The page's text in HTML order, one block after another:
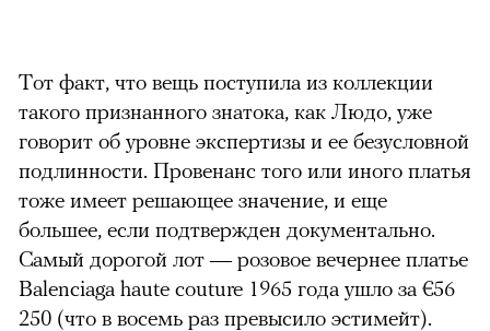
Тот факт, что вещь поступила из коллекции
такого признанного знатока, как Людо, уже
говорит об уровне экспертизы и ее безусловной
подлинности. Провенанс того или иного платья
тоже имеет решающее значение, и еще
большее, если подтвержден документально.
Самый дорогой лот — розовое вечернее платье
Balenciaga haute couture 1965 года ушло за €56
250 (что в восемь раз превысило эстимейт).